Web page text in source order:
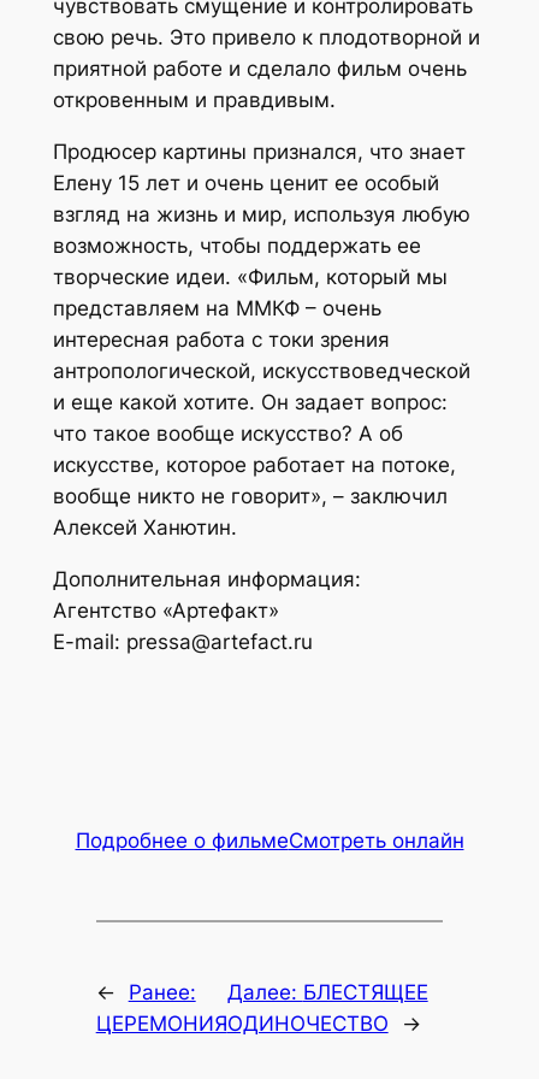
чувствовать смущение и контролировать
свою речь. Это привело к плодотворной и
приятной работе и сделало фильм очень
откровенным и правдивым.
Продюсер картины признался, что знает
Елену 15 лет и очень ценит ее особый
взгляд на жизнь и мир, используя любую
возможность, чтобы поддержать ее
творческие идеи. «Фильм, который мы
представляем на ММКФ – очень
интересная работа с токи зрения
антропологической, искусствоведческой
и еще какой хотите. Он задает вопрос:
что такое вообще искусство? А об
искусстве, которое работает на потоке,
вообще никто не говорит», – заключил
Алексей Ханютин.
Дополнительная информация:
Агентство «Артефакт»
E-mail: pressa@artefact.ru
Подробнее о фильмеСмотреть онлайн
←
Ранее:
ЦЕРЕМОНИЯ
Далее: БЛЕСТЯЩЕЕ
ОДИНОЧЕСТВО
→